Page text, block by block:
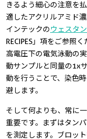
きるよう細心の注意を
適したアクリルアミド
インテックのウェスタ
RECIPES」項をご参照
高電圧下の電気泳動の
動サンプルと同量の1x
動を行うことで、染色
避します。
そして何よりも、常に
重要です。まずはタン
を測定します。ブロッ